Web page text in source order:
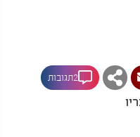
2תגובות